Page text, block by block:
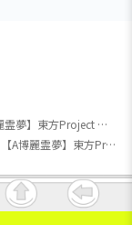
【東方Project】【A博麗霊夢】東方Project 描き下ろしビジュアルアートクッションvol.3
【東方Project】【A博麗霊夢】東方Project 描き下ろしビジュアルアートクッションvol.3